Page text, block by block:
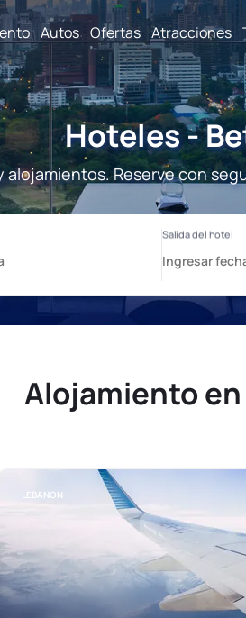
Autos Ofertas Atracciones
Hoteles -
alojamientos. Reserve con
Alojamiento
LEBANON